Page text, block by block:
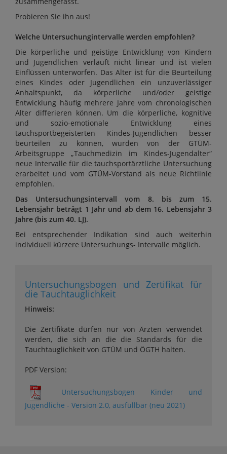
Probieren Sie ihn aus!
Welche Untersuchungintervalle werden empfohlen?
Die körperliche und geistige Entwicklung von Kindern
und Jugendlichen verläuft nicht linear und ist vielen
Einflüssen unterworfen. Das Alter ist für die Beurteilung
eines Kindes oder Jugendlichen ein unzuverlässiger
Anhaltspunkt, da körperliche und/oder geistige
Entwicklung häufig mehrere Jahre vom chronologischen
Alter differieren können. Um die körperliche, kognitive
und sozio-emotionale Entwicklung eines
tauchsportbegeisterten Kindes-Jugendlichen besser
beurteilen zu können, wurden von der GTÜM-
Arbeitsgruppe „Tauchmedizin im Kindes-Jugendalter“
neue Intervalle für die tauchsportärztliche Untersuchung
erarbeitet und vom GTÜM-Vorstand als neue Richtlinie
empfohlen.
Das Untersuchungsintervall vom 8. bis zum 15.
Lebensjahr beträgt 1 Jahr und ab dem 16. Lebensjahr 3
Jahre (bis zum 40. LJ).
Bei entsprechender Indikation sind auch weiterhin
individuell kürzere Untersuchungs- Intervalle möglich.
Untersuchungsbogen und Zertifikat für
die Tauchtauglichkeit
Hinweis:
Die Zertifikate dürfen nur von Ärzten verwendet
werden, die sich an die die Standards für die
Tauchtauglichkeit von GTÜM und ÖGTH halten.
PDF Version:
Untersuchungsbogen Kinder und
Jugendliche - Version 2.0, ausfüllbar (neu 2021)